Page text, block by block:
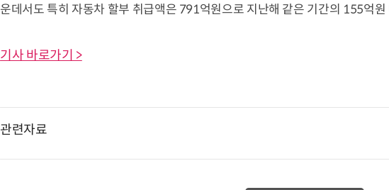
운데서도 특히 자동차 할부 취급액은 791억원으로 지난해 같은 기간의 155억원
기사 바로가기 >
관련자료